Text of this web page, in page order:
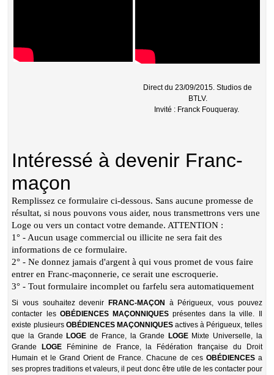
Direct du 23/09/2015. Studios de
BTLV.
Invité : Franck Fouqueray.
Si vous souhaitez devenir FRANC-MAÇON
à Périgueux, vous pouvez
contacter les OBÉDIENCES MAÇONNIQUESprésentes dans la ville. Il
existe plusieurs OBÉDIENCES MAÇONNIQUESactives à Périgueux, telles
que la Grande LOGE de France, la Grande LOGEMixte Universelle, la
Grande
LOGE Féminine de France, la Fédération française du Droit
Humain et le Grand Orient de France. Chacune de ces OBÉDIENCESa
ses propres traditions et valeurs, il peut donc être utile de les contacter pour